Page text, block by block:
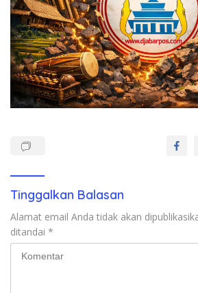
Tinggalkan Balasan
Alamat email Anda tidak akan
ditandai *